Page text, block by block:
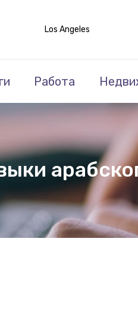
Los Angeles
Работа